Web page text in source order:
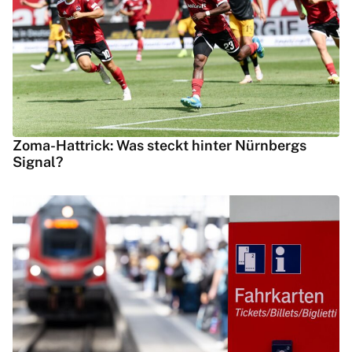
Zoma-Hattrick: Was steckt hinter Nürnbergs
Signal?